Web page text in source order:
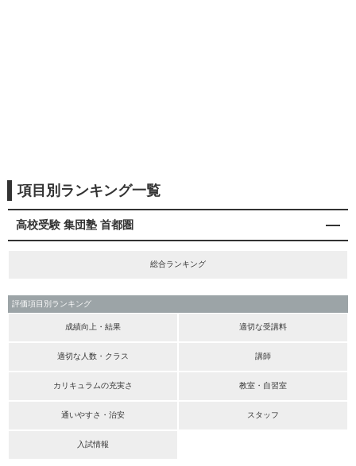
項目別ランキング一覧
高校受験 集団塾 首都圏
総合ランキング
評価項目別ランキング
成績向上・結果 適切な受講料
適切な人数・クラス 講師
カリキュラムの充実さ 教室・自習室
通いやすさ・治安 スタッフ
入試情報